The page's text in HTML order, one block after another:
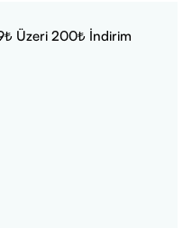
Üzeri 200₺ İndirim